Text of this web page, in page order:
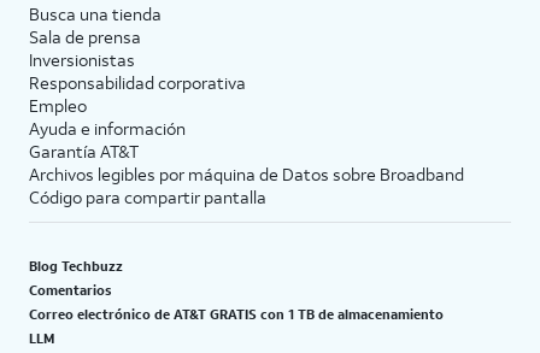
Busca una tienda
Sala de prensa
Inversionistas
Responsabilidad corporativa
Empleo
Ayuda e información
Garantía AT&T
Archivos legibles por máquina de Datos sobre Broadband
Código para compartir pantalla
Blog Techbuzz
Comentarios
Correo electrónico de AT&T GRATIS con 1 TB de almacenamiento
LLM